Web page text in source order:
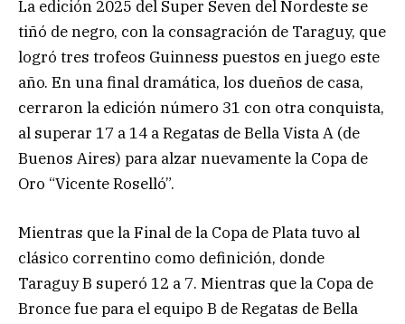
La edición 2025 del Super Seven del Nordeste se
tiñó de negro, con la consagración de Taraguy, que
logró tres trofeos Guinness puestos en juego este
año. En una final dramática, los dueños de casa,
cerraron la edición número 31 con otra conquista,
al superar 17 a 14 a Regatas de Bella Vista A (de
Buenos Aires) para alzar nuevamente la Copa de
Oro “Vicente Roselló”.
Mientras que la Final de la Copa de Plata tuvo al
clásico correntino como definición, donde
Taraguy B superó 12 a 7. Mientras que la Copa de
Bronce fue para el equipo B de Regatas de Bella